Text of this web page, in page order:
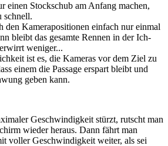
einen Stockschub am Anfang machen,
schnell.
den Kamerapositionen einfach nur einmal
bleibt das gesamte Rennen in der Ich-
weniger...
ist es, die Kameras vor dem Ziel zu
einem die Passage erspart bleibt und
geben kann.
Geschwindigkeit stürzt, rutscht man
wieder heraus. Dann fährt man
voller Geschwindigkeit weiter, als sei